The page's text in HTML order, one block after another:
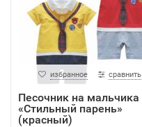
избранное сравнить
Песочник на мальчика
«Стильный парень»
(красный)